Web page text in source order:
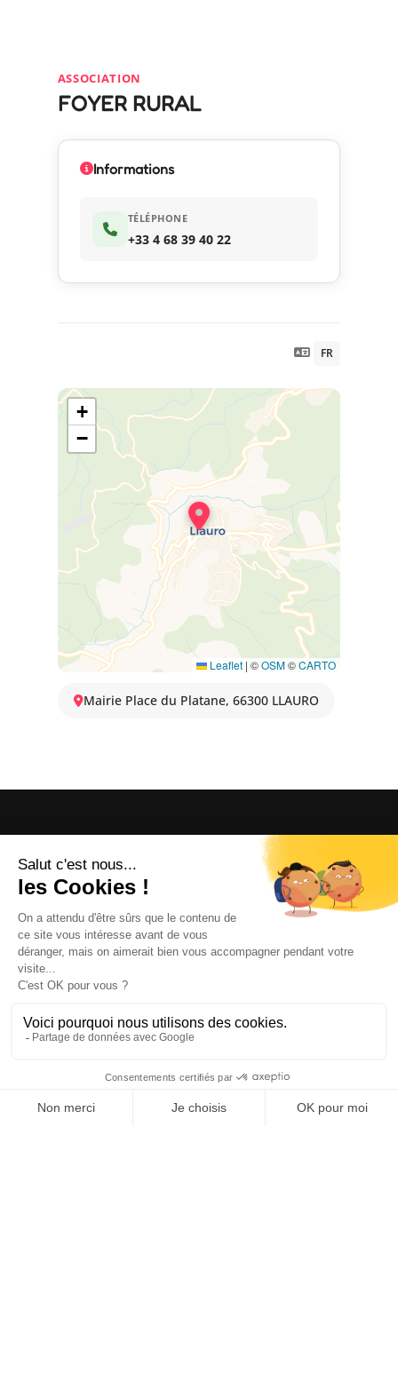
ASSOCIATION
FOYER RURAL
FR
+
−
Leaflet | ©OSM©CARTO
Mairie Place du Platane, 66300 LLAURO
Informations
TÉLÉPHONE
+33 4 68 39 40 22
ASPRES-THUIR
Boulevard Violet, 66300 Thuir